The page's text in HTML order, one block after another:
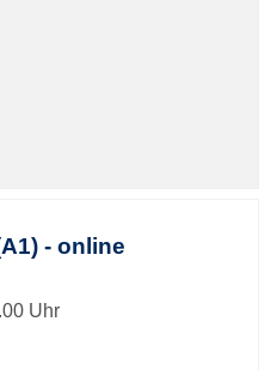
- online
Uhr